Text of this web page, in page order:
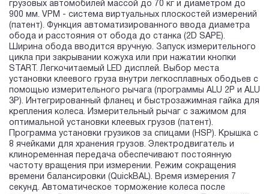
грузовых автомобилей массой до 70 кг и диаметром до
900 мм. VPM - система виртуальных плоскостей измерений
(патент). Функция автоматизированного ввода диаметра
обода и расстояния от обода до станка (2D SAPE).
Ширина обода вводится вручную. Запуск измерительного
цикла при закрывании кожуха или при нажатии кнопки
START. Легкочитаемый LED дисплей. Выбор места
установки клеевого груза внутри легкосплавных ободьев с
помощью измерительного рычага (программы ALU 2P и ALU
3P). Интегрированный фланец и быстрозажимная гайка для
крепления колеса. Измерительный рычаг с зажимом для
оптимальной установки клеевых грузов (патент).
Программа установки грузиков за спицами (HSP). Крышка с
8 ячейками для хранения грузов. Электродвигатель и
клиноременная передача обеспечивают постоянную
частоту вращения при измерении. Режим сокращения
времени балансировки (QuickBAL). Время измерения 7
секунд. Автоматическое торможение колеса после